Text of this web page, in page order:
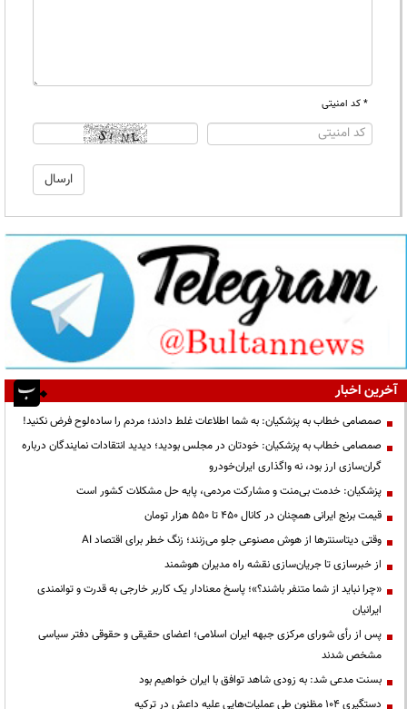
* کد امنیتی
آخرین اخبار
صمصامی خطاب به پزشکیان: به شما اطلاعات غلط دادند؛ مردم را ساده‌لوح فرض نکنید!
صمصامی خطاب به پزشکیان: خودتان در مجلس بودید؛ دیدید انتقادات نمایندگان درباره
گران‌سازی ارز بود، نه واگذاری ایران‌خودرو
پزشکیان: خدمت بی‌منت و مشارکت مردمی، پایه حل مشکلات کشور است
قیمت‌ برنج ایرانی همچنان در کانال ۴۵۰ تا ۵۵۰ هزار تومان
وقتی دیتاسنترها از هوش مصنوعی جلو می‌زنند؛ زنگ خطر برای اقتصاد AI
از خبرسازی تا جریان‌سازی نقشه راه مدیران هوشمند
«چرا نباید از شما متنفر باشند؟»؛ پاسخ معنادار یک کاربر خارجی به قدرت و توانمندی
ایرانیان
پس از رأی شورای مرکزی جبهه ایران اسلامی؛ اعضای حقیقی و حقوقی دفتر سیاسی
مشخص شدند
بسنت مدعی شد: به زودی شاهد توافق با ایران خواهیم بود
دستگیری ۱۰۴ مظنون طی عملیات‌هایی علیه داعش در ترکیه